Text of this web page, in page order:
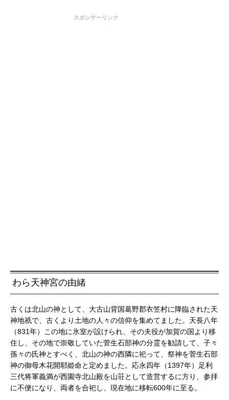
スポンサーリンク
わら天神宮の由緒
古くは北山の神として、大古山背国葛野郡衣笠村に降臨された天
神地祇で、古くより土地の人々の信仰を集めてました。天長八年
（831年）この地に氷室が設けられ、その夫役が加賀の国より移
住し、その地で崇敬していた菅生石部神の分霊を勧請して、子々
孫々の氏神とすべく、北山の神の西隣に祀って、祭神を菅生石部
神の御母木花開耶姫命と定めました。応永四年（1397年）足利
三代将軍義満が西園寺北山殿を山荘として造営するに方り、参拝
に不便になり、両者を合祀し、現在地に移転600年に至る。